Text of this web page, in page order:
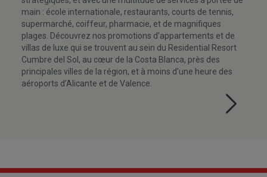
main : école internationale, restaurants, courts de tennis,
supermarché, coiffeur, pharmacie, et de magnifiques
plages. Découvrez nos promotions d’appartements et de
villas de luxe qui se trouvent au sein du Residential Resort
Cumbre del Sol, au cœur de la Costa Blanca, près des
principales villes de la région, et à moins d’une heure des
aéroports d’Alicante et de Valence.